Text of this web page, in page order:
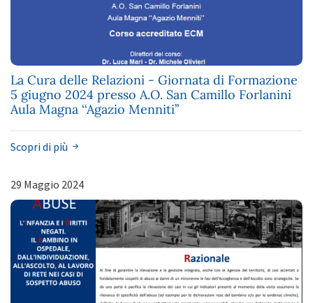
La Cura delle Relazioni - Giornata di Formazione
5 giugno 2024 presso A.O. San Camillo Forlanini
Aula Magna ‘‘Agazio Menniti’’
Scopri di più
29 Maggio 2024